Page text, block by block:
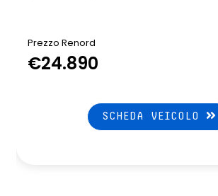
Prezzo Renord
€24.890
SCHEDA VEICOLO